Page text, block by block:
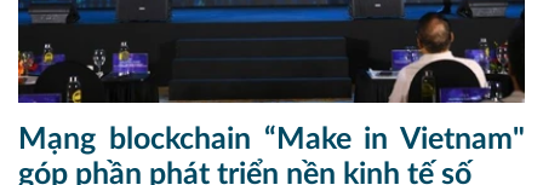
Mạng blockchain “Make in Vietnam"
góp phần phát triển nền kinh tế số